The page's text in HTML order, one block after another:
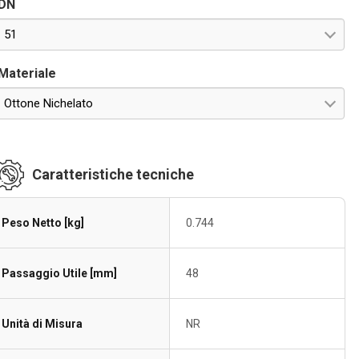
danneggiamento del rivestimento.
51
Ottone Nichelato
Caratteristiche tecniche
Peso Netto [kg] 0.744
Passaggio Utile [mm] 48
Unità di Misura NR